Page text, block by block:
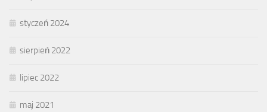
styczeń 2024
sierpień 2022
lipiec 2022
maj 2021